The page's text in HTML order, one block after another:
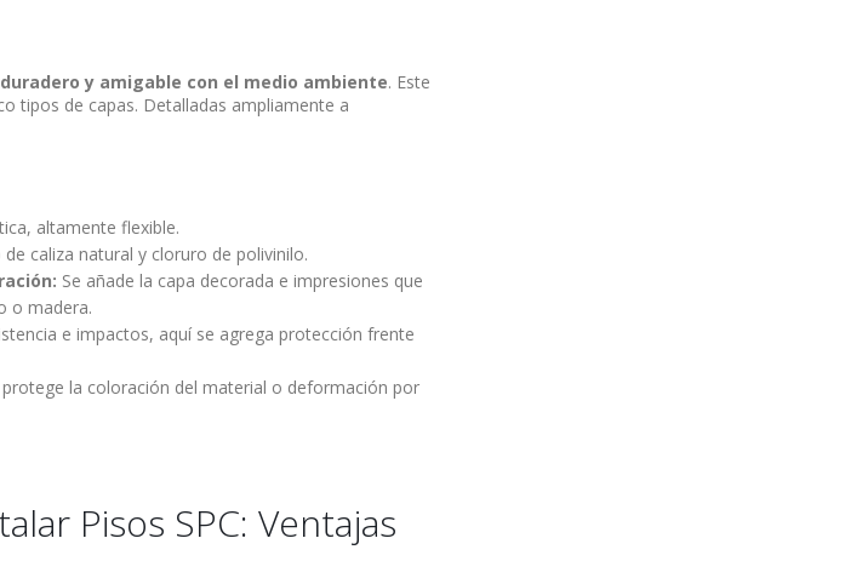
y amigable con el medio ambiente. Este
tipos de capas. Detalladas ampliamente a
altamente flexible.
caliza natural y cloruro de polivinilo.
Se añade la capa decorada e impresiones que
o madera.
e impactos, aquí se agrega protección frente
la coloración del material o deformación por
Pisos SPC: Ventajas